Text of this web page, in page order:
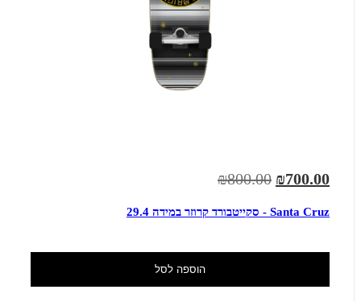
₪700.00
₪800.00
Santa Cruz - סקייטבורד קרוזר במידה 29.4
הוספה לסל